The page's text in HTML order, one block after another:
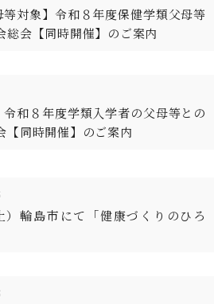
等対象】令和８年度保健学類父母等
総会【同時開催】のご案内
令和８年度学類入学者の父母等との
【同時開催】のご案内
輪島市にて「健康づくりのひろ